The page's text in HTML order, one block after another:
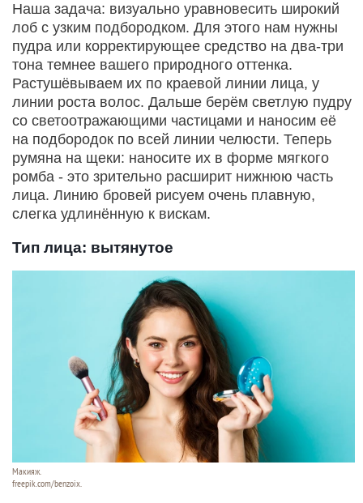
Наша задача: визуально уравновесить широкий
лоб с узким подбородком. Для этого нам нужны
пудра или корректирующее средство на два-три
тона темнее вашего природного оттенка.
Растушёвываем их по краевой линии лица, у
линии роста волос. Дальше берём светлую пудру
со светоотражающими частицами и наносим её
на подбородок по всей линии челюсти. Теперь
румяна на щеки: наносите их в форме мягкого
ромба - это зрительно расширит нижнюю часть
лица. Линию бровей рисуем очень плавную,
слегка удлинённую к вискам.
Тип лица: вытянутое
Макияж.
freepik.com/benzoix.